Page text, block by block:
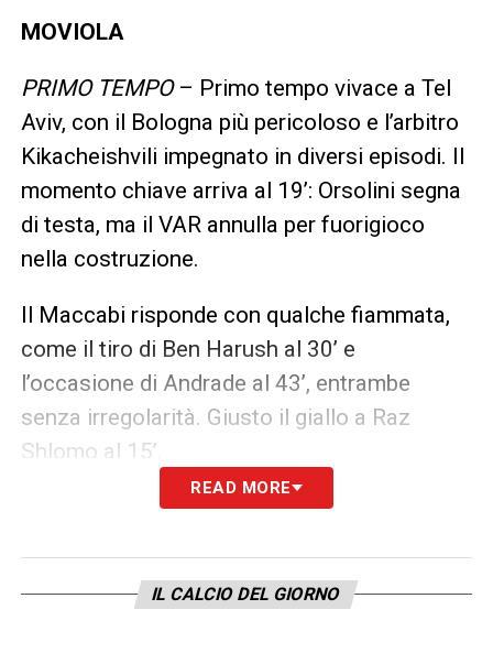
MOVIOLA
PRIMO TEMPO– Primo tempo vivace a Tel
Aviv, con il Bologna più pericoloso e l’arbitro
Kikacheishvili impegnato in diversi episodi. Il
momento chiave arriva al 19’: Orsolini segna
di testa, ma il VAR annulla per fuorigioco
nella costruzione.
Il Maccabi risponde con qualche fiammata,
come il tiro di Ben Harush al 30’ e
l’occasione di Andrade al 43’, entrambe
senza irregolarità. Giusto il giallo a Raz
Shlomo al 15’.
Il Bologna trova comunque il vantaggio al 35’
sfiora il raddoppio, ma Melika salva.
READ MORE
IL CALCIO DEL GIORNO